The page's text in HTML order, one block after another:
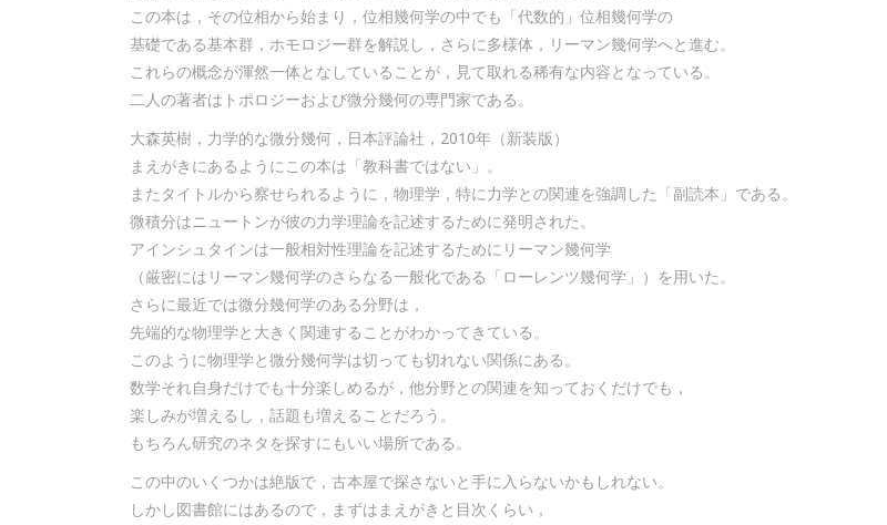
この本は，その位相から始まり，位相幾何学の中でも「代数的」位相幾何学の
基礎である基本群，ホモロジー群を解説し，さらに多様体，リーマン幾何学へと進む。
これらの概念が渾然一体となしていることが，見て取れる稀有な内容となっている。
二人の著者はトポロジーおよび微分幾何の専門家である。
大森英樹，力学的な微分幾何，日本評論社，2010年（新装版）
まえがきにあるようにこの本は「教科書ではない」。
またタイトルから察せられるように，物理学，特に力学との関連を強調した「副読本」である。
微積分はニュートンが彼の力学理論を記述するために発明された。
アインシュタインは一般相対性理論を記述するためにリーマン幾何学
（厳密にはリーマン幾何学のさらなる一般化である「ローレンツ幾何学」）を用いた。
さらに最近では微分幾何学のある分野は，
先端的な物理学と大きく関連することがわかってきている。
このように物理学と微分幾何学は切っても切れない関係にある。
数学それ自身だけでも十分楽しめるが，他分野との関連を知っておくだけでも，
楽しみが増えるし，話題も増えることだろう。
もちろん研究のネタを探すにもいい場所である。
この中のいくつかは絶版で，古本屋で探さないと手に入らないかもしれない。
しかし図書館にはあるので，まずはまえがきと目次くらい，